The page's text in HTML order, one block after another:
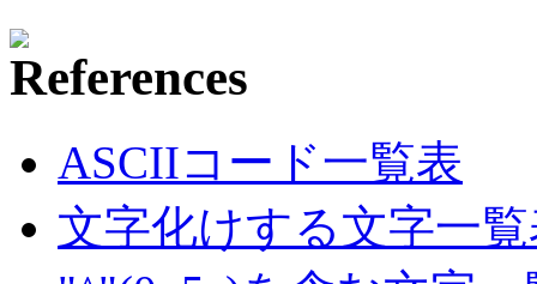
ASCIIコード一覧表
文字化けする文字一